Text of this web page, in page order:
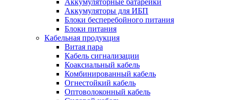
Аккумуляторные батарейки
Аккумуляторы для ИБП
Блоки бесперебойного питания
Блоки питания
Кабельная продукция
Витая пара
Кабель сигнализации
Коаксиальный кабель
Комбинированный кабель
Огнестойкий кабель
Оптоволоконный кабель